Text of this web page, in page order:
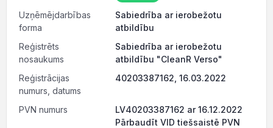
Uzņēmējdarbības
forma
Sabiedrība ar ierobežotu
atbildību
Reģistrēts
nosaukums
Sabiedrība ar ierobežotu
atbildību "CleanR Verso"
Reģistrācijas
numurs, datums
40203387162, 16.03.2022
PVN numurs
LV40203387162 ar 16.12.2022
Pārbaudīt VID tiešsaistē PVN